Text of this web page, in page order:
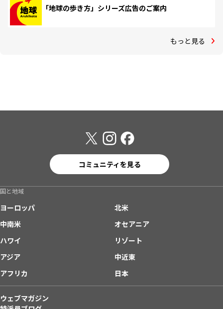
「地球の歩き方」シリーズ広告のご案内
もっと見る
コミュニティを見る
国と地域
ヨーロッパ
北米
中南米
オセアニア
ハワイ
リゾート
アジア
中近東
アフリカ
日本
ウェブマガジン